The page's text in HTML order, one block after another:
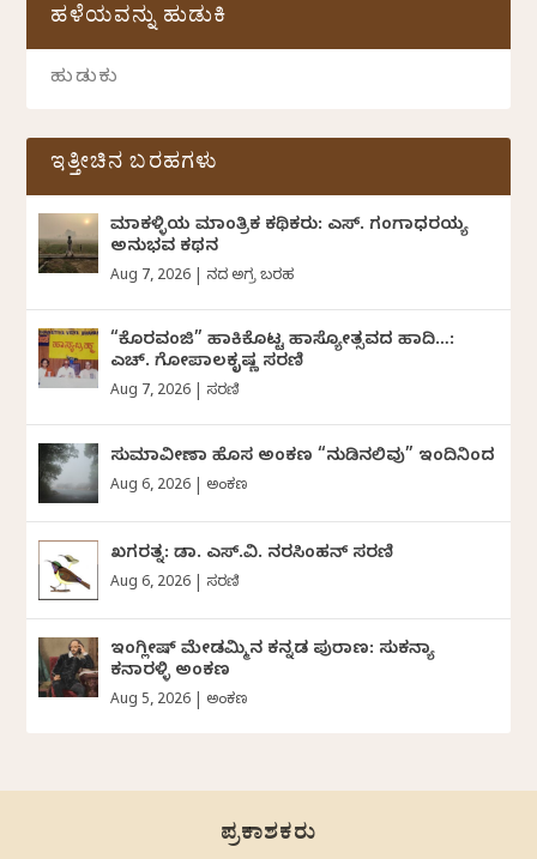
ಹಳೆಯವನ್ನು ಹುಡುಕಿ
ಇತ್ತೀಚಿನ ಬರಹಗಳು
ಮಾಕಳ್ಳಿಯ ಮಾಂತ್ರಿಕ ಕಥಿಕರು: ಎಸ್. ಗಂಗಾಧರಯ್ಯ
ಅನುಭವ ಕಥನ
Aug 7, 2026 ದಿನದ ಅಗ್ರ ಬರಹ
“ಕೊರವಂಜಿ” ಹಾಕಿಕೊಟ್ಟ ಹಾಸ್ಯೋತ್ಸವದ ಹಾದಿ…:
ಎಚ್. ಗೋಪಾಲಕೃಷ್ಣ ಸರಣಿ
Aug 7, 2026 ಸರಣಿ
ಸುಮಾವೀಣಾ ಹೊಸ ಅಂಕಣ “ನುಡಿನಲಿವು” ಇಂದಿನಿಂದ
Aug 6, 2026 ಅಂಕಣ
ಖಗರತ್ನ: ಡಾ. ಎಸ್.ವಿ. ನರಸಿಂಹನ್‌‌ ಸರಣಿ
Aug 6, 2026 ಸರಣಿ
ಇಂಗ್ಲೀಷ್ ಮೇಡಮ್ಮಿನ ಕನ್ನಡ ಪುರಾಣ: ಸುಕನ್ಯಾ
ಕನಾರಳ್ಳಿ ಅಂಕಣ
Aug 5, 2026 ಅಂಕಣ
ಪ್ರಕಾಶಕರು